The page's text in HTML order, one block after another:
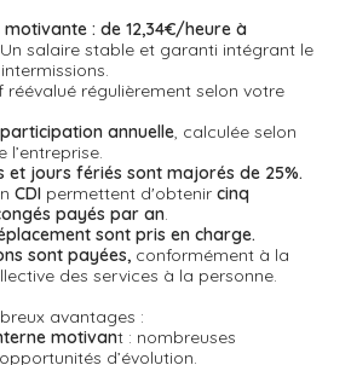
motivante : de 12,34€/heure à
Un salaire stable et garanti intégrant le
réévalué régulièrement selon votre
annuelle, calculée selon
l’entreprise.
et jours fériés sont majorés de 25%.
CDI permettent d'obtenir cinq
payés par an.
sont pris en charge.
sont payées, conformément à la
des services à la personne.
avantages :
motivant : nombreuses
d’évolution.